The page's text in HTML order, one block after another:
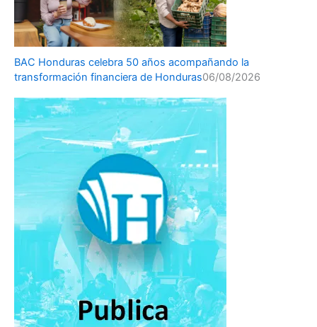
BAC Honduras celebra 50 años acompañando la
transformación financiera de Honduras06/08/2026